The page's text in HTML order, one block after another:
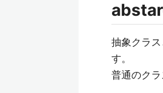
抽象クラ
す。
普通のク